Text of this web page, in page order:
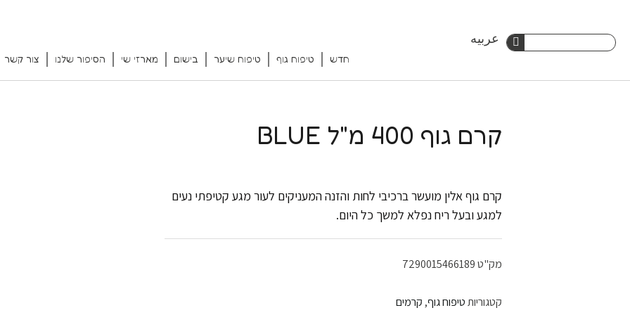
לתוכן חיפוש
عربيه
חדש טיפוח גוף טיפוח שיער בישום מארזי שי הסיפור שלנו צור קשר
קרם גוף 400 מ"ל BLUE
קרם גוף אלין מועשר ברכיבי לחות והזנה המעניקים לעור מגע קטיפתי נעים
למגע ובעל ריח נפלא למשך כל היום.
מק"ט7290015466189
קטגוריותטיפוח גוף, קרמים